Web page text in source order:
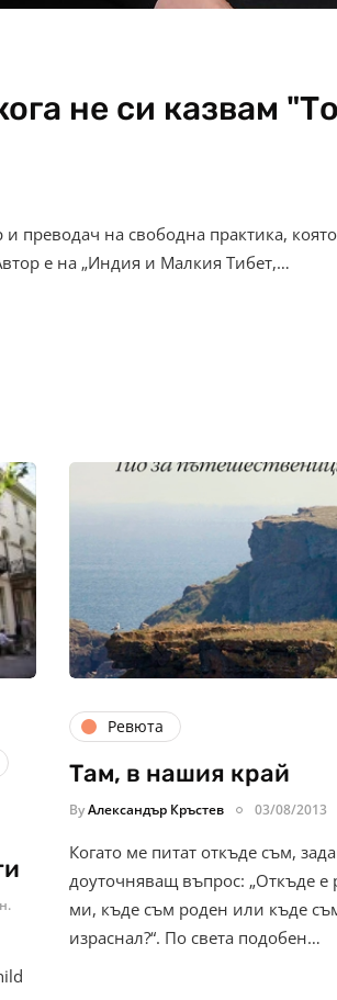
не си казвам
преводач на свободна практика, която
е на „Индия и Малкия Тибет,…
Ревюта
Там, в нашия край
ByАлександър Кръстев 03/08/2013
Когато ме питат откъде съм,
доуточняващ въпрос: „Откъде е
ми, къде съм роден или къде
израснал?“. По света подобен…